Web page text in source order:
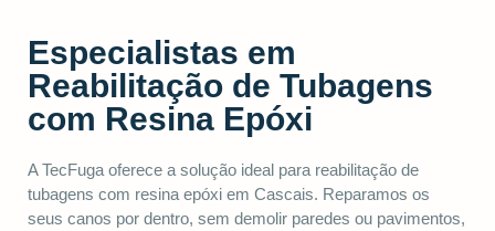
Especialistas em
Reabilitação de Tubagens
com Resina Epóxi
A TecFuga oferece a solução ideal para reabilitação de
tubagens com resina epóxi em Cascais. Reparamos os
seus canos por dentro, sem demolir paredes ou pavimentos,